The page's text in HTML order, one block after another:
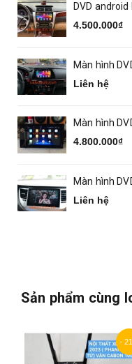
DVD
4.500.000₫
Màn hình
Liên hệ
Màn hình
4.800.000₫
Màn hình
Liên hệ
Sản phẩm cùng
-